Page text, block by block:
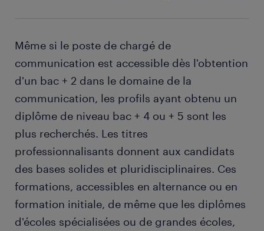
Même si le poste de chargé de
communication est accessible dès l'obtention
d'un bac + 2 dans le domaine de la
communication, les profils ayant obtenu un
diplôme de niveau bac + 4 ou + 5 sont les
plus recherchés. Les titres
professionnalisants donnent aux candidats
des bases solides et pluridisciplinaires. Ces
formations, accessibles en alternance ou en
formation initiale, de même que les diplômes
d'écoles spécialisées ou de grandes écoles,